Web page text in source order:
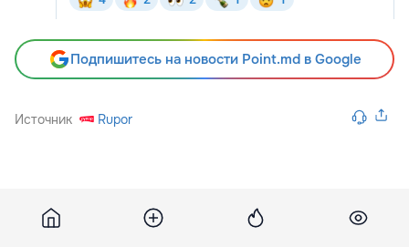
Подпишитесь на новости Point.md в Google
Источник Rupor